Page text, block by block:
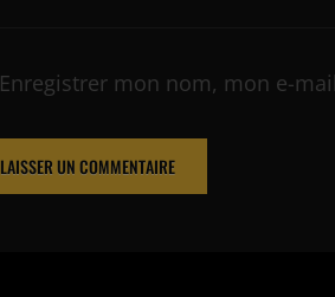
Enregistrer mon nom, mon e-